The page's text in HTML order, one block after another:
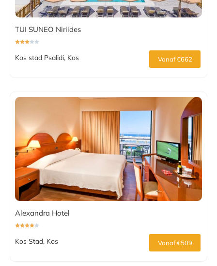
TUI SUNEO Niriides
Kos stad Psalidi, Kos Vanaf €662
Alexandra Hotel
Kos Stad, Kos Vanaf €509